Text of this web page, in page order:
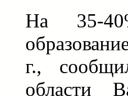
На 35-
г.,
области